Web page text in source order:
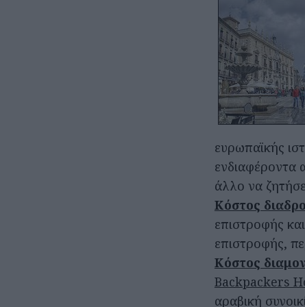
ευρωπαϊκής
ενδιαφέροντα
άλλο να
Κόστος
επιστροφής
επιστροφής,
Κόστος
Backpackers
αραβική